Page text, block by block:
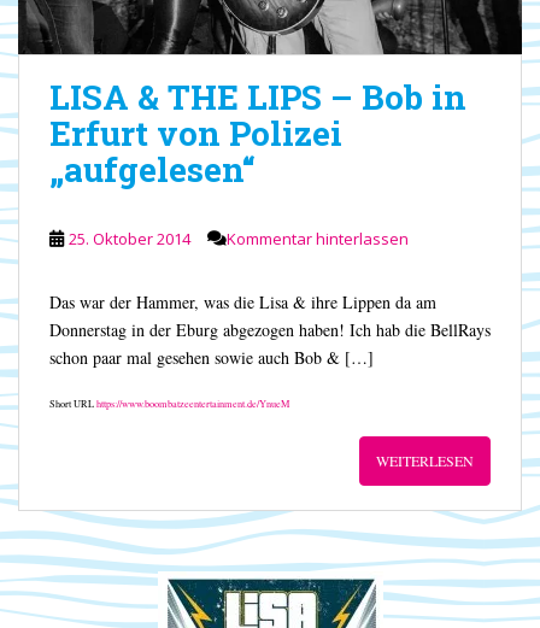
LISA & THE LIPS – Bob in
Erfurt von Polizei
„aufgelesen“
25. Oktober 2014 Kommentar hinterlassen
Das war der Hammer, was die Lisa & ihre Lippen da am
Donnerstag in der Eburg abgezogen haben! Ich hab die BellRays
schon paar mal gesehen sowie auch Bob & […]
Short URLhttps://www.boombatzeentertainment.de/YnueM
WEITERLESEN